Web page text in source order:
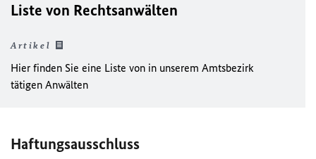
Liste von Rechtsanwälten
Artikel
Hier finden Sie eine Liste von in unserem Amtsbezirk
tätigen Anwälten
Haftungsausschluss